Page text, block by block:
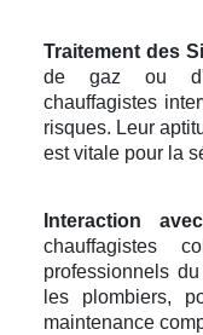
Traitement des
de gaz ou
chauffagistes
risques. Leur
est vitale pour la
Interaction
chauffagistes
professionnels
les plombiers,
maintenance